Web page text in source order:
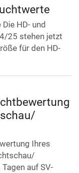
HD- und
25 stehen jetzt
für den HD-
Ihres
auf SV-